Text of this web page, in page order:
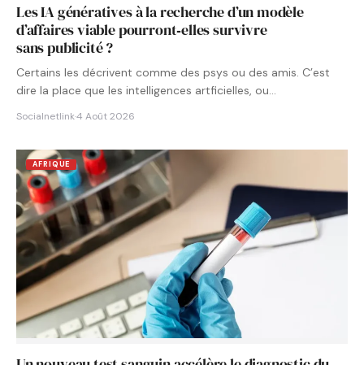
Les IA génératives à la recherche d’un modèle
d’affaires viable pourront‑elles survivre
sans publicité ?
Certains les décrivent comme des psys ou des amis. C’est
dire la place que les intelligences artficielles, ou…
Socialnetlink·4 Août 2026
AFRIQUE